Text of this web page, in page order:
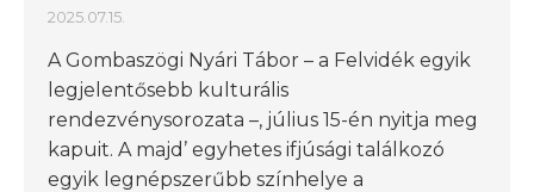
2025.07.15.
A Gombaszögi Nyári Tábor – a Felvidék egyik
legjelentősebb kulturális
rendezvénysorozata –, július 15-én nyitja meg
kapuit. A majd’ egyhetes ifjúsági találkozó
egyik legnépszerűbb színhelye a